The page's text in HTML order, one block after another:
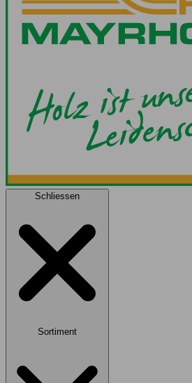
Schliessen
Sortiment